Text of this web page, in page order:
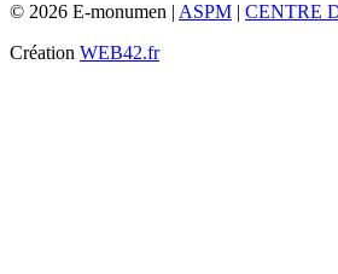
© 2026 E-monumen | ASPM | CENTRE
Création WEB42.fr